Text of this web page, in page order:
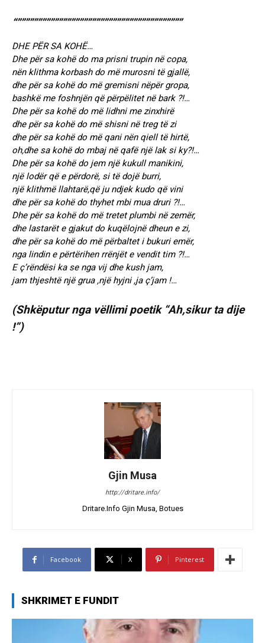
“””””””””””””””””””””””””””””””””””””””””
DHE PËR SA KOHË…
Dhe për sa kohë do ma prisni trupin në copa,
nën klithma korbash do më murosni të gjallë,
dhe për sa kohë do më gremisni nëpër gropa,
bashkë me foshnjën që përpëlitet në bark ?!…
Dhe për sa kohë do më lidhni me zinxhirë
dhe për sa kohë do më shisni në treg të zi
dhe për sa kohë do më qani nën qiell të hirtë,
oh,dhe sa kohë do mbaj në qafë një lak si ky?!…
Dhe për sa kohë do jem një kukull manikini,
një lodër që e përdorë, si të dojë burri,
një klithmë llahtarë,që ju ndjek kudo që vini
dhe për sa kohë do thyhet mbi mua druri ?!…
Dhe për sa kohë do më tretet plumbi në zemër,
dhe lastarët e gjakut do kuqëlojnë dheun e zi,
dhe për sa kohë do më përbaltet i bukuri emër,
nga lindin e përtërihen rrënjët e vendit tim ?!…
E ç’rëndësi ka se nga vij dhe kush jam,
jam thjeshtë një grua ,një hyjni ,ja ç’jam !…
(Shkëputur nga vëllimi poetik “Ah,sikur ta dije
!”)
Gjin Musa
http://dritare.info/
Dritare.Info Gjin Musa, Botues
Facebook X Pinterest
SHKRIMET E FUNDIT